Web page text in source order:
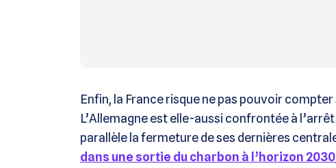
Enfin, la France risque ne pas pouvoir
L’Allemagne est elle-aussi confrontée à
parallèle la fermeture de ses dernières
dans une sortie du charbon à l’horizon 2030